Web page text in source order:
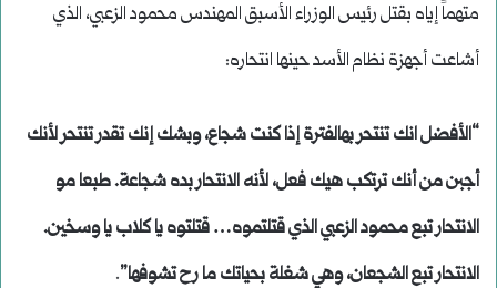
متهماً إياه بقتل رئيس الوزراء الأسبق المهندس محمود الزعبي، الذي
أشاعت أجهزة نظام الأسد حينها انتحاره:
“الأفضل انك تنتحر بهالفترة إذا كنت شجاع، وبشك إنك تقدر تنتحر لأنك
أجبن من أنك ترتكب هيك فعل، لأنه الانتحار بده شجاعة. طبعا مو
الانتحار تبع محمود الزعبي الذي قتلتموه… قتلتوه يا كلاب يا وسخين.
الانتحار تبع الشجعان، وهي شغلة بحياتك ما رح تشوفها”.